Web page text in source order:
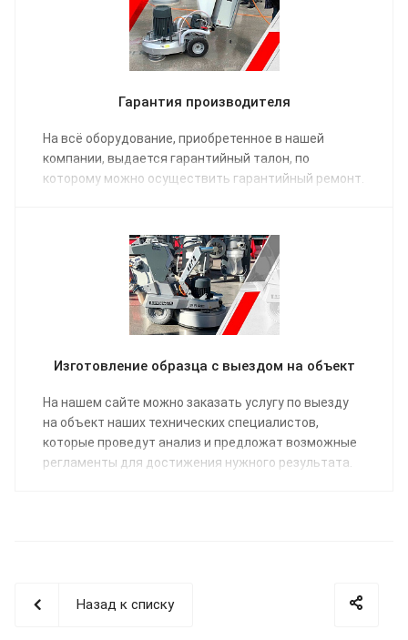
Гарантия производителя
На всё оборудование, приобретенное в нашей
компании, выдается гарантийный талон, по
которому можно осуществить гарантийный ремонт.
Изготовление образца с выездом на объект
На нашем сайте можно заказать услугу по выезду
на объект наших технических специалистов,
которые проведут анализ и предложат возможные
регламенты для достижения нужного результата.
Назад к списку